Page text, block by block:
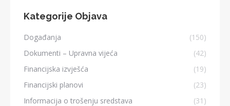
Kategorije Objava
Događanja
(150)
Dokumenti – Upravna vijeća
(42)
Financijska izvješća
(19)
Financijski planovi
(23)
Informacija o trošenju sredstava
(31)